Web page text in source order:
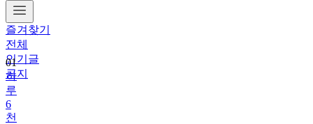
즐겨찾기
전체
인기글
공지
01
하
루
6
천